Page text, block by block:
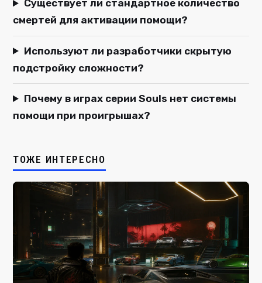
Существует ли стандартное количество
смертей для активации помощи?
Используют ли разработчики скрытую
подстройку сложности?
Почему в играх серии Souls нет системы
помощи при проигрышах?
ТОЖЕ ИНТЕРЕСНО